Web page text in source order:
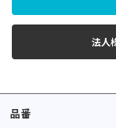
法人
品番